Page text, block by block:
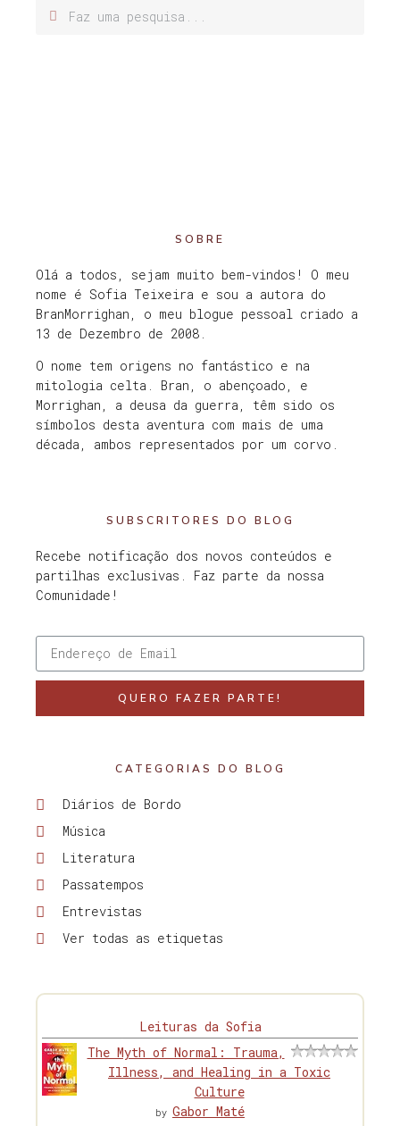
SOBRE
Olá a todos, sejam muito bem-vindos! O meu
nome é Sofia Teixeira e sou a autora do
BranMorrighan, o meu blogue pessoal criado a
13 de Dezembro de 2008.
O nome tem origens no fantástico e na
mitologia celta. Bran, o abençoado, e
Morrighan, a deusa da guerra, têm sido os
símbolos desta aventura com mais de uma
década, ambos representados por um corvo.
SUBSCRITORES DO BLOG
Recebe notificação dos novos conteúdos e
partilhas exclusivas. Faz parte da nossa
Comunidade!
QUERO FAZER PARTE!
CATEGORIAS DO BLOG
Diários de Bordo
Música
Literatura
Passatempos
Entrevistas
Ver todas as etiquetas
Leituras da Sofia
The Myth of Normal: Trauma,
Illness, and Healing in a Toxic
Culture
by Gabor Maté